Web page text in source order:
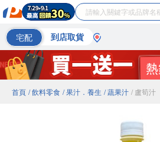
宅配 到店取貨
首頁 / 飲料零食 / 果汁．養生 / 蔬果汁 / 盧筍汁